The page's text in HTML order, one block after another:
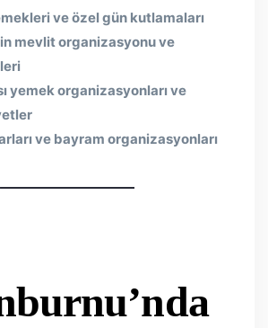
ve özel gün kutlamaları
mevlit organizasyonu ve
yemek organizasyonları ve
ve bayram organizasyonları